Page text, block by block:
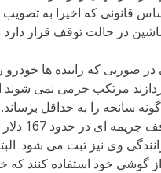
قانونی که اخیرا به تصویب
در حالت توقف قرار
صورتی که راننده ها خودرو
مرتکب جرمی نمی شوند
سانحه را به حداقل
گوشی در
وی نیز ثبت می شود.
از گوشی خود استفاده کنند